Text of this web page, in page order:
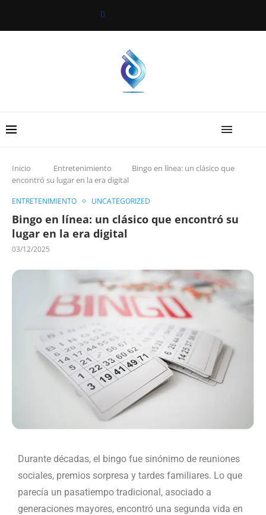
Inicio Entretenimiento
Bingo en línea: un clásico que
encontró su lugar en la era digital
ENTRETENIMIENTO UNCATEGORIZED
Bingo en línea: un clásico que encontró su
lugar en la era digital
03/12/2025
Durante décadas, el bingo fue sinónimo de reuniones
sociales, premios sorpresa y tardes familiares. Lo que
parecía un pasatiempo tradicional, asociado a
generaciones mayores, encontró una segunda vida en